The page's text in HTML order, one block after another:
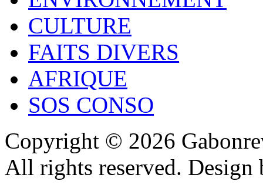
CULTURE
FAITS DIVERS
AFRIQUE
SOS CONSO
Copyright © 2026
All rights reserved.